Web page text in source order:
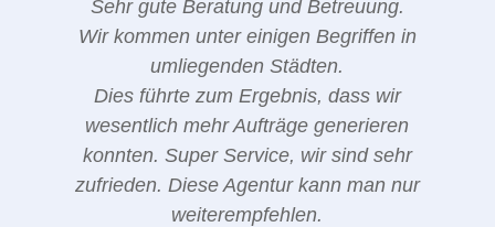
Sehr gute Beratung und Betreuung.
Wir kommen unter einigen Begriffen in
umliegenden Städten.
Dies führte zum Ergebnis, dass wir
wesentlich mehr Aufträge generieren
konnten. Super Service, wir sind sehr
zufrieden. Diese Agentur kann man nur
weiterempfehlen.